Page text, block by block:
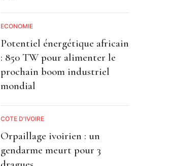
ECONOMIE
Potentiel énergétique africain
: 850 TW pour alimenter le
prochain boom industriel
mondial
CÔTE D'IVOIRE
Orpaillage ivoirien : un
gendarme meurt pour 3